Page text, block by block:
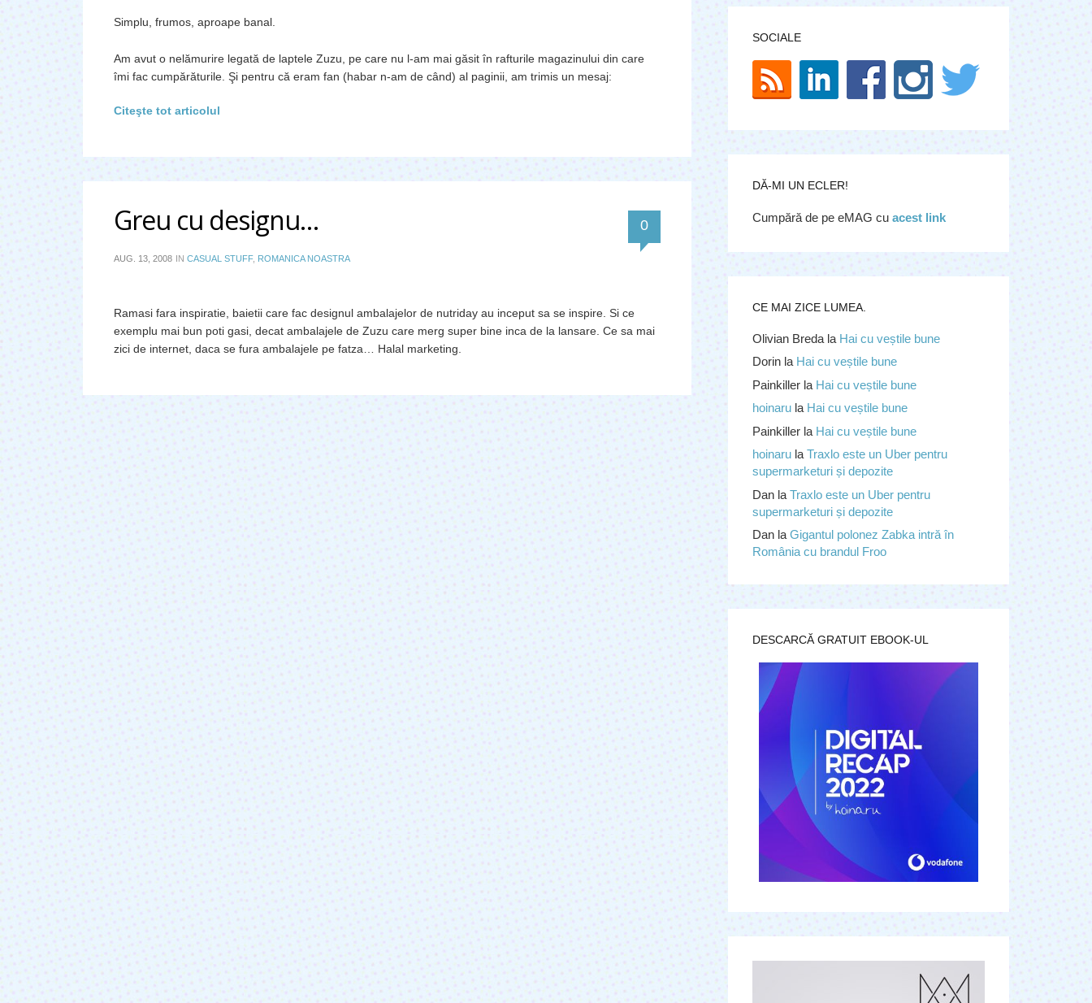
Simplu, frumos, aproape banal.
Am avut o nelămurire legată de laptele Zuzu, pe care nu l-am mai găsit în rafturile magazinului din care
îmi fac cumpărăturile. Şi pentru că eram fan (habar n-am de când) al paginii, am trimis un mesaj:
Citeşte tot articolul
Greu cu designu… 0
AUG. 13, 2008 IN CASUAL STUFF, ROMANICA NOASTRA
Ramasi fara inspiratie, baietii care fac designul ambalajelor de nutriday au inceput sa se inspire. Si ce
exemplu mai bun poti gasi, decat ambalajele de Zuzu care merg super bine inca de la lansare. Ce sa mai
zici de internet, daca se fura ambalajele pe fatza… Halal marketing.
SOCIALE
DĂ-MI UN ECLER!
Cumpără de pe eMAG cu acest link
CE MAI ZICE LUMEA.
Olivian Bredala Hai cu veștile bune
Dorinla Hai cu veștile bune
Painkillerla Hai cu veștile bune
hoinarula Hai cu veștile bune
Painkillerla Hai cu veștile bune
hoinarula Traxlo este un Uber pentru
supermarketuri și depozite
Danla Traxlo este un Uber pentru
supermarketuri și depozite
Danla Gigantul polonez Zabka intră în
România cu brandul Froo
DESCARCĂ GRATUIT EBOOK-UL